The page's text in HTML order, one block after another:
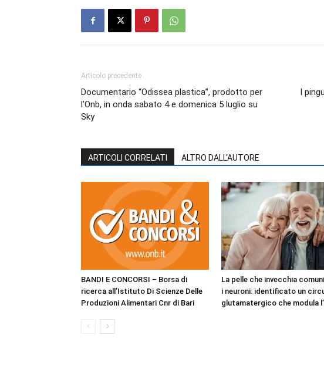
Articolo precedente
Documentario “Odissea plastica”, prodotto per
l’Onb, in onda sabato 4 e domenica 5 luglio su
Sky
I
ARTICOLI CORRELATI ALTRO DALL'AUTORE
BANDI E CONCORSI – Borsa di
ricerca all’Istituto Di Scienze Delle
Produzioni Alimentari Cnr di Bari
La pelle che invecchia
i neuroni: identificato un
glutamatergico che modula